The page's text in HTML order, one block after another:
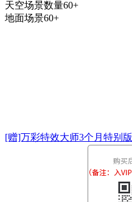
天空场景数量60+
地面场景60+
[赠]万彩特效大师3个月特别版